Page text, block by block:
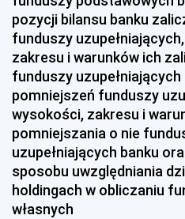
2023
2022
2021
2020
2019
2018
2017
2016
pozycji bilansu banku
funduszy
zakresu i warunków ich
funduszy uzupełniających
pomniejszeń funduszy
wysokości, zakresu i
pomniejszania o nie
uzupełniających banku
sposobu uwzględniania
holdingach w obliczaniu
własnych